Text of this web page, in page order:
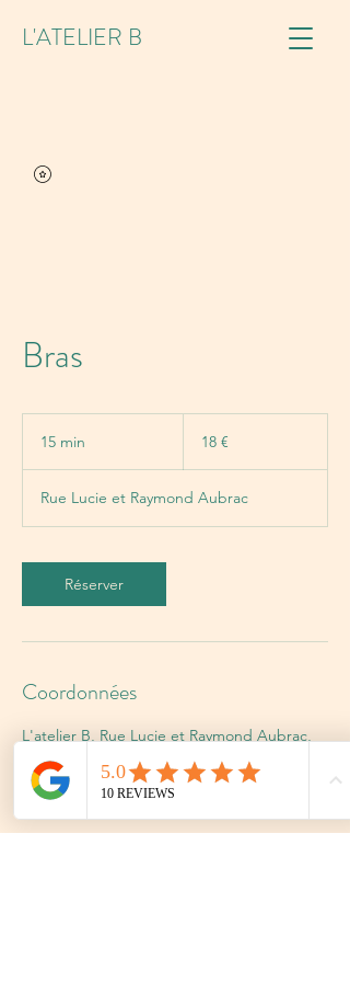
L'ATELIER B
Bras
15 min
i
n
18 €
Rue Lucie et Raymond Aubrac
Réserver
Coordonnées
L'atelier B, Rue Lucie et Raymond Aubrac,
Murviel-lès-Montpellier, France
0636903036
l4telierb@gmail.com